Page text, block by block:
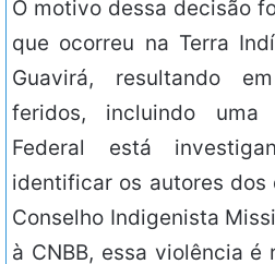
O motivo dessa decisão
que ocorreu na Terra
Guavirá, resultando
feridos, incluindo
Federal está
identificar os autores dos
Conselho Indigenista
à CNBB, essa violência